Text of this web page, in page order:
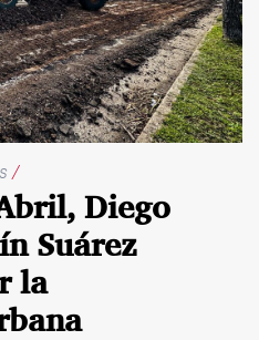
/
Diego
Suárez
la